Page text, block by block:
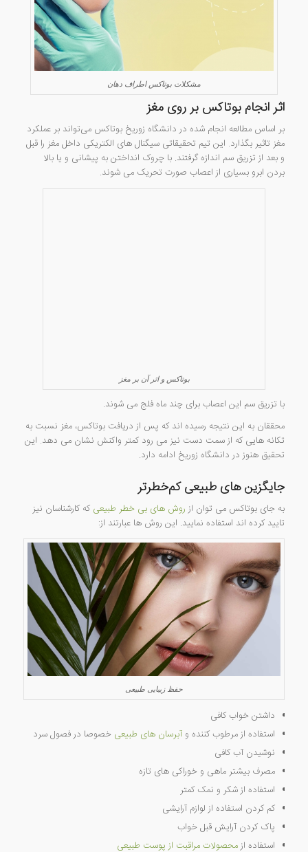
مشکلات بوتاکس اطراف دهان
اثر انجام بوتاکس بر روی مغز
بر اساس مطالعه انجام شده در دانشگاه زوریخ بوتاکس می‌تواند بر عملکرد
مغز تاثیر بگذارد. این تیم تحقیقاتی سیگنال های الکتریکی داخل مغز را قبل
و بعد از تزریق سم اندازه گرفتند. با چروک انداختن به پیشانی و یا بالا
بردن ابرو بسیاری از اعصاب صورت تحریک می شوند.
بوتاکس و اثر آن بر مغز
با تزریق سم این اعصاب برای چند ماه فلج می شوند.
محققان به این نتیجه رسیده اند که پس از دریافت بوتاکس، مغز نسبت به
تکانه هایی که از سمت دست نیز می رود کمتر واکنش نشان می دهد. این
تحقیق هنوز در دانشگاه زوریخ ادامه دارد.
جایگزین های طبیعی کم‌خطرتر
به جای بوتاکس می توان از روش های بی خطر طبیعی که کارشناسان نیز
تایید کرده اند استفاده نمایید. این روش ها عبارتند از:
حفظ زیبایی طبیعی
داشتن خواب کافی
استفاده از مرطوب کننده و آبرسان های طبیعی خصوصا در فصول سرد
نوشیدن آب کافی
مصرف بیشتر ماهی و خوراکی های تازه
استفاده از شکر و نمک کمتر
کم کردن استفاده از لوازم آرایشی
پاک کردن آرایش قبل خواب
استفاده ازمحصولات مراقبت از پوست طبیعی